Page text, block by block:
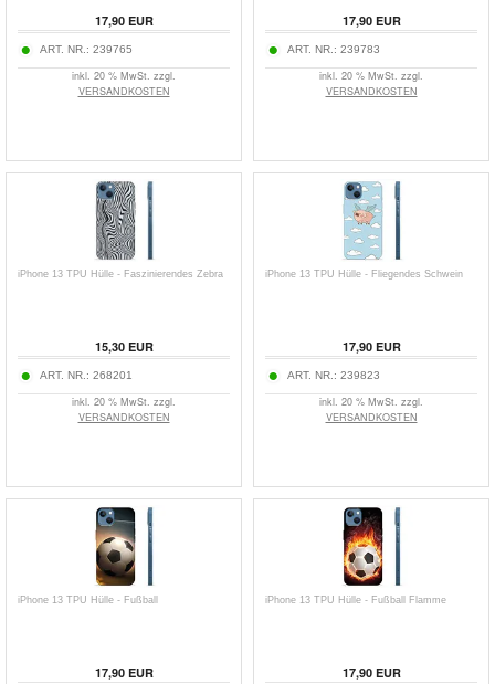
17,90EUR
ART. NR.: 239765
inkl. 20 % MwSt. zzgl.
VERSANDKOSTEN
17,90EUR
ART. NR.: 239783
inkl. 20 % MwSt. zzgl.
VERSANDKOSTEN
iPhone 13 TPU Hülle - Faszinierendes Zebra
15,30EUR
ART. NR.: 268201
inkl. 20 % MwSt. zzgl.
VERSANDKOSTEN
iPhone 13 TPU Hülle - Fliegendes Schwein
17,90EUR
ART. NR.: 239823
inkl. 20 % MwSt. zzgl.
VERSANDKOSTEN
iPhone 13 TPU Hülle - Fußball
17,90EUR
iPhone 13 TPU Hülle - Fußball Flamme
17,90EUR